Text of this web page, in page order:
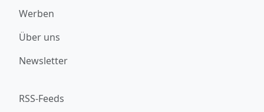
Werben
Über uns
Newsletter
RSS-Feeds